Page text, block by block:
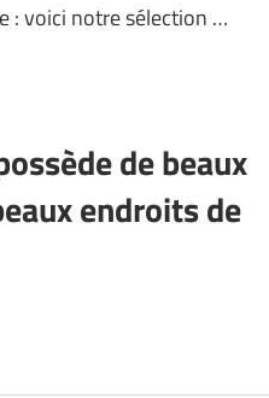
: voici notre sélection …
de beaux
endroits de